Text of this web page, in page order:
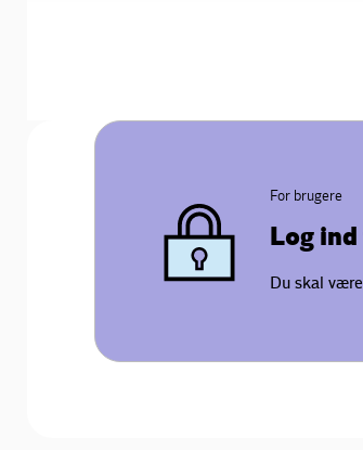
For brugere
Log
Du skal